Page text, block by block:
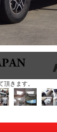
きます。